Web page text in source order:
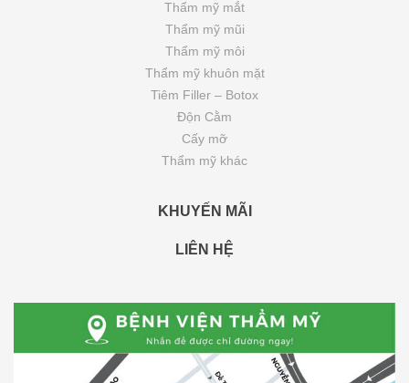
Thẩm mỹ mắt
Thẩm mỹ mũi
Thẩm mỹ môi
Thẩm mỹ khuôn mặt
Tiêm Filler – Botox
Độn Cằm
Cấy mỡ
Thẩm mỹ khác
KHUYẾN MÃI
LIÊN HỆ